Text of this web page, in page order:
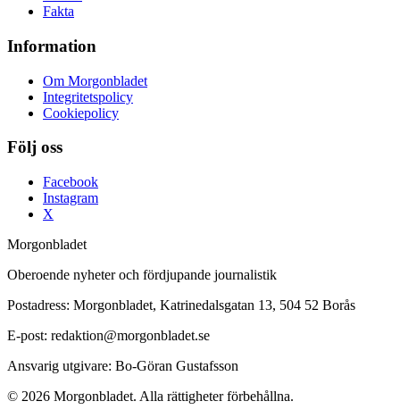
Fakta
Information
Om Morgonbladet
Integritetspolicy
Cookiepolicy
Följ oss
Facebook
Instagram
X
Morgonbladet
Oberoende nyheter och fördjupande journalistik
Postadress: Morgonbladet, Katrinedalsgatan 13, 504 52 Borås
E-post: redaktion@morgonbladet.se
Ansvarig utgivare: Bo-Göran Gustafsson
© 2026 Morgonbladet. Alla rättigheter förbehållna.